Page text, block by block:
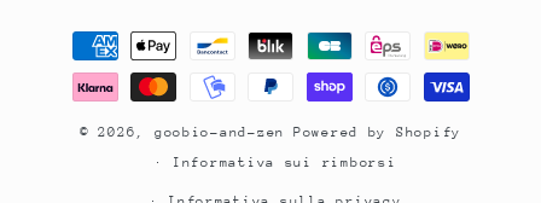
Metodi
pagamento
© 2026, goobio-and-zen
Powered by Shopify
Informativa sui rimborsi